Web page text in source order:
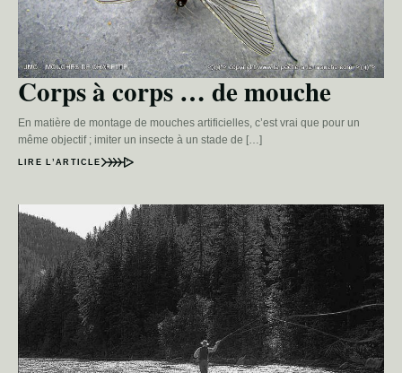
Corps à corps … de mouche
En matière de montage de mouches artificielles, c’est vrai que pour un
même objectif ; imiter un insecte à un stade de […]
LIRE L’ARTICLE